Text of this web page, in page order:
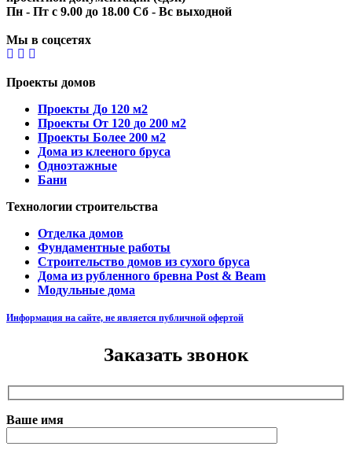
Пн - Пт с 9.00 до 18.00 Сб - Вс выходной
Мы в соцсетях
Проекты домов
Проекты До 120 м2
Проекты От 120 до 200 м2
Проекты Более 200 м2
Дома из клееного бруса
Одноэтажные
Бани
Технологии строительства
Отделка домов
Фундаментные работы
Строительство домов из сухого бруса
Дома из рубленного бревна Post & Beam
Модульные дома
Информация на сайте, не является публичной офертой
Заказать звонок
Ваше имя